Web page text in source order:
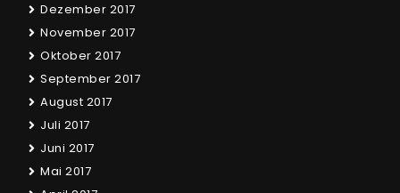
Dezember 2017
November 2017
Oktober 2017
September 2017
August 2017
Juli 2017
Juni 2017
Mai 2017